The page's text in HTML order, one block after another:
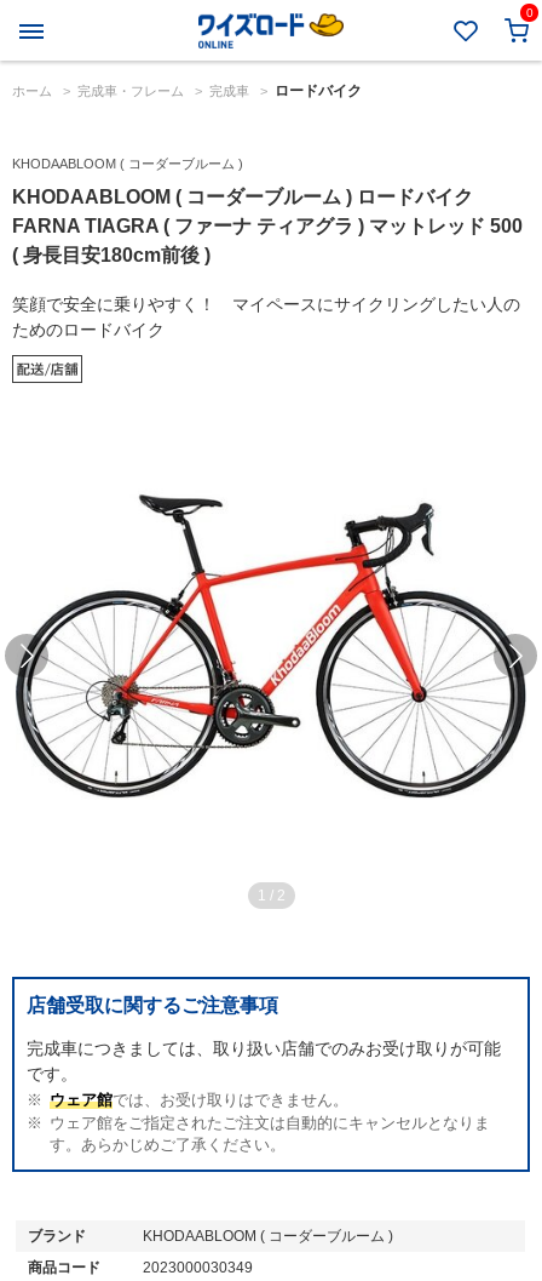
0
ホーム > 完成車・フレーム > 完成車 > ロードバイク
KHODAABLOOM ( コーダーブルーム )
KHODAABLOOM ( コーダーブルーム ) ロードバイク
FARNA TIAGRA ( ファーナ ティアグラ ) マットレッド 500
( 身長目安180cm前後 )
笑顔で安全に乗りやすく！ マイペースにサイクリングしたい人の
ためのロードバイク
1 / 2
店舗受取に関するご注意事項
完成車につきましては、取り扱い店舗でのみお受け取りが可能
です。
ウェア館では、お受け取りはできません。
ウェア館をご指定されたご注文は自動的にキャンセルとなりま
す。あらかじめご了承ください。
ブランド
KHODAABLOOM ( コーダーブルーム )
商品コード
2023000030349